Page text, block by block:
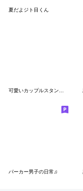
夏だよジト目くん
可愛いカップルスタンプ♥(彼氏＆彼女)
パーカー男子の日常♫